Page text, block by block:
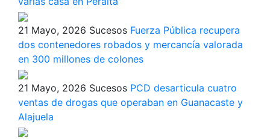
21 Mayo, 2026 Sucesos Fuerza Pública recupera
dos contenedores robados y mercancía valorada
en 300 millones de colones
21 Mayo, 2026 Sucesos PCD desarticula cuatro
ventas de drogas que operaban en Guanacaste y
Alajuela